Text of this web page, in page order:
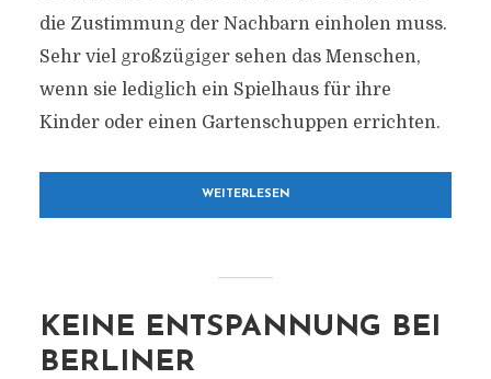
die Zustimmung der Nachbarn einholen muss.
Sehr viel großzügiger sehen das Menschen,
wenn sie lediglich ein Spielhaus für ihre
Kinder oder einen Gartenschuppen errichten.
WEITERLESEN
KEINE ENTSPANNUNG BEI
BERLINER